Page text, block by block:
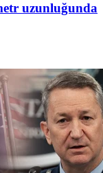
uzunluğunda